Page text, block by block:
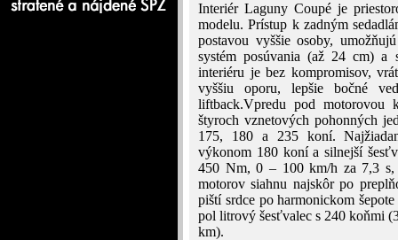
Interiér Laguny Coupé je
modelu. Prístup k zadným
postavou vyššie osoby,
systém posúvania (až 24 cm) a
interiéru je bez kompromisov,
vyššiu oporu, lepšie bočné
liftback.Vpredu pod motorovou
štyroch vznetových pohonných
175, 180 a 235 koní.
výkonom 180 koní a silnejší
450 Nm, 0 – 100 km/h za 7,3 s,
motorov siahnu najskôr po
piští srdce po harmonickom
pol litrový šesťvalec s 240 koňmi
km).